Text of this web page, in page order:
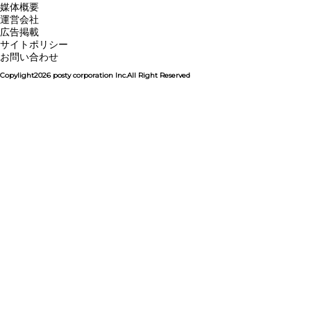
媒体概要
運営会社
広告掲載
サイトポリシー
お問い合わせ
Copylight2026 posty corporation Inc.All Right Reserved